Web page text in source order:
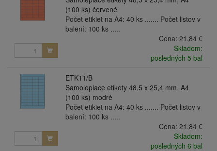
(100 ks) červené
Počet etikiet na A4: 40 ks ....... Počet listov v
balení: 100 ks .....
Cena: 21,84 €
Skladom:
posledných 5 bal
ETK11/B
Samolepiace etikety 48,5 x 25,4 mm, A4
(100 ks) modré
Počet etikiet na A4: 40 ks ....... Počet listov v
balení: 100 ks .....
Cena: 21,84 €
Skladom:
posledných 6 bal